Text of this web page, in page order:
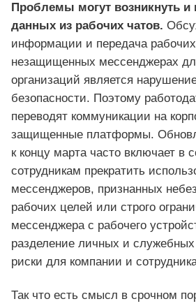
Проблемы могут возникнуть и
данных из рабочих чатов.
информации и передача
незащищенных мессенджерах
организаций является
безопасности. Поэтому
переводят коммуникации на
защищенные платформы.
к концу марта часто включает в
сотрудникам прекратить
мессенджеров, признанных
рабочих целей или строго
мессенджера с рабочего
разделение личных и служебных
риски для компании и
Так что есть смысл в срочном